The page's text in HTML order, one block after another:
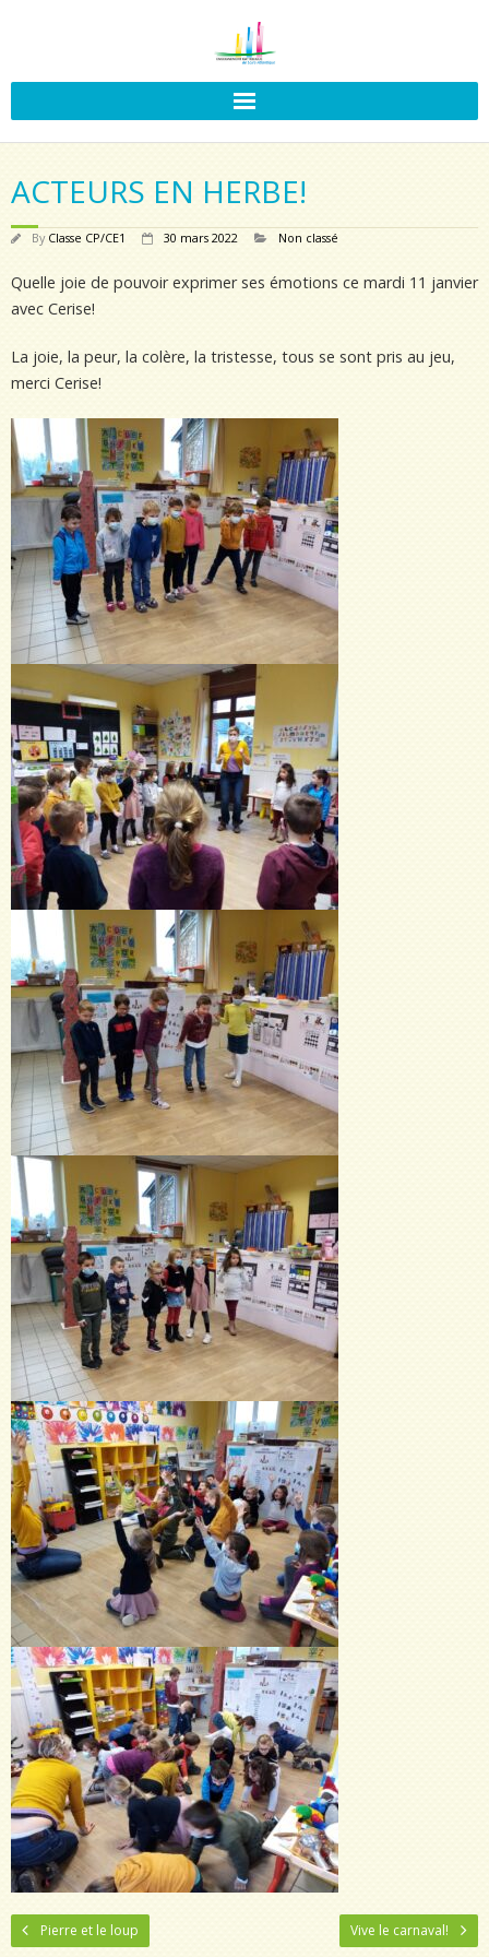
ACTEURS EN HERBE!
By Classe CP/CE1 30 mars 2022 Non classé
Quelle joie de pouvoir exprimer ses émotions ce mardi 11 janvier
avec Cerise!
La joie, la peur, la colère, la tristesse, tous se sont pris au jeu,
merci Cerise!
Pierre et le loup Vive le carnaval!